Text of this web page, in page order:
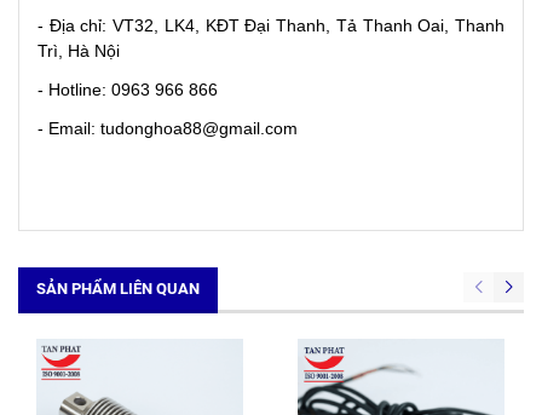
- Địa chỉ: VT32, LK4, KĐT Đại Thanh, Tả Thanh Oai, Thanh
Trì, Hà Nội
- Hotline: 0963 966 866
- Email: tudonghoa88@gmail.com
SẢN PHẨM LIÊN QUAN